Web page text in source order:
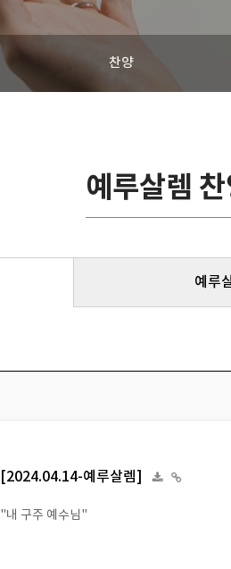
찬양
예루살렘
예루
[2024.04.14-예루살렘]
"내 구주 예수님"